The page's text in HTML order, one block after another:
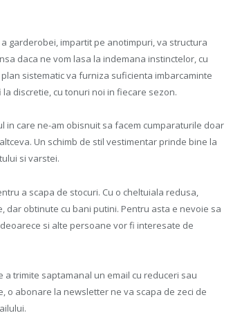
garderobei, impartit pe anotimpuri, va structura
daca ne vom lasa la indemana instinctelor, cu
sistematic va furniza suficienta imbarcaminte
discretie, cu tonuri noi in fiecare sezon.
in care ne-am obisnuit sa facem cumparaturile doar
Un schimb de stil vestimentar prinde bine la
si varstei.
a scapa de stocuri. Cu o cheltuiala redusa,
dar obtinute cu bani putini. Pentru asta e nevoie sa
si alte persoane vor fi interesate de
trimite saptamanal un email cu reduceri sau
o abonare la newsletter ne va scapa de zeci de